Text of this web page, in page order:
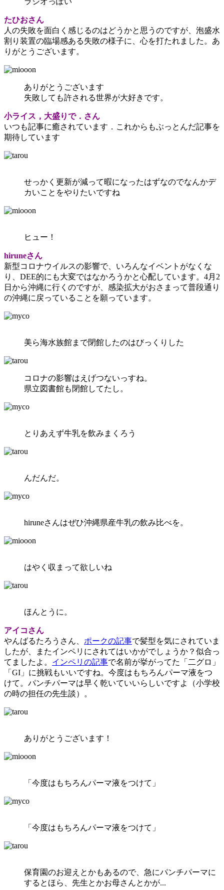
たひおさん
人の失敗を面白く感じるのはどうかと思うのですが、泡盛水
割り装置の臨場感ある失敗の様子に、心を打たれました。あ
りがとうございます。
ありがとうございます
失敗しても許される世界が大好きです。
小ライス，大盛りで．さん
いつも記事に癒されています．これからもぶっとんだ記事を
期待しています
せっかく 更新が減って暇になったはずなのでなんかデ
カいことをやりたいですね
ヒュー！
hiruneさん
新型コロナウイルスの影響で、いろんなイベントがなくな
り、DEE的にも大変ではなかろうかと心配しています。4月2
日から沖縄に行くのですが、感染拡大がおさまって普段通り
の沖縄に戻っていることを願っています。
美ら海水族館まで閉館したのはびっくりした
コロナの影響はえげつないっすね。
県立図書館も閉館してたし。
とりあえず牛乳を飲みまくろう
んだんだ。
hiruneさんはぜひ沖縄県産牛乳の飲み比べを。
はやく収まって欲しいね
ほんとうに。
アイコさん
やんばるたろうさん、 ポークの記事で髪型を気にされていま
したが、またインペリにされてはいかがでしょうか？似合っ
てましたよ。 インペリの記事で名前が挙がってた「二グロ」
「GI」に挑戦もいいですね。今度はもちろんパーマ液をつ
けて。パンチパーマは早く乾いていいらしいですよ（小学校
の時の担任の先生談）。
ありがとうございます！
「今度はもちろんパーマ液をつけて」
「今度はもちろんパーマ液をつけて」
保育園のお迎えとかもあるので、急にパンチパーマに
するとほら、先生とかお母さんとかが...